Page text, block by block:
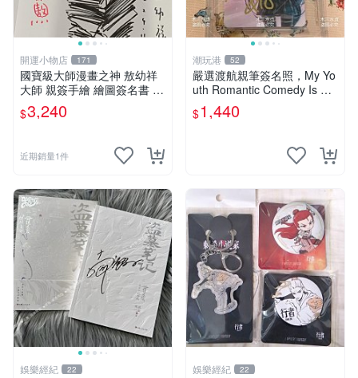
開運小物店 171
國寶級大師漫畫之神 敖幼祥
大師 親簽手繪 繪圖簽名書 機
會難得敖大師一輩子繪圖創作
多年有一句老師最金典名言
$3,240
近期銷量1件
潮玩港 52
嚴選渡航親筆簽名照，My Yo
uth Romantic Comedy Is Wr
ong限量收藏版 青春戀愛物語
原創 漫畫周邊
$1,440
娛樂經紀 22 娛樂經紀 22